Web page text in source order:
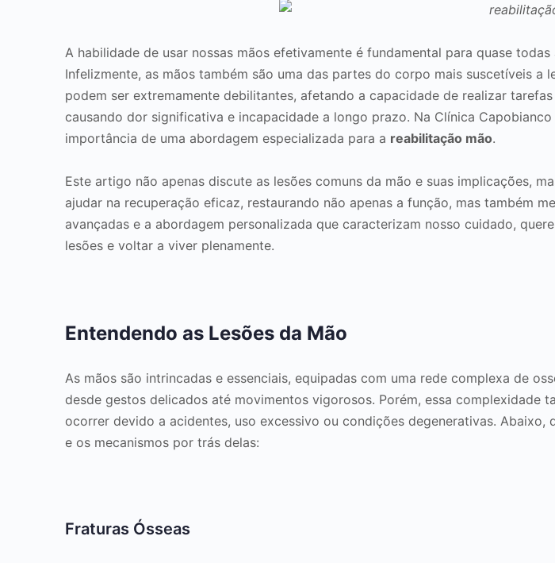
A habilidade de usar nossas mãos efetivamente é fundamental para quase
Infelizmente, as mãos também são uma das partes do corpo mais suscetíveis
podem ser extremamente debilitantes, afetando a capacidade de realizar
causando dor significativa e incapacidade a longo prazo. Na Clínica
importância de uma abordagem especializada para a reabilitação mão.
Este artigo não apenas discute as lesões comuns da mão e suas implicações,
ajudar na recuperação eficaz, restaurando não apenas a função, mas também
avançadas e a abordagem personalizada que caracterizam nosso cuidado,
lesões e voltar a viver plenamente.
Entendendo as Lesões da Mão
As mãos são intrincadas e essenciais, equipadas com uma rede complexa de
desde gestos delicados até movimentos vigorosos. Porém, essa complexidade
ocorrer devido a acidentes, uso excessivo ou condições degenerativas. Abaixo,
e os mecanismos por trás delas:
Fraturas Ósseas